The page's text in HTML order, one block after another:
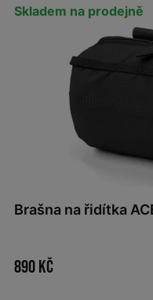
Skladem na prodejně
Brašna na řidítka
890 Kč